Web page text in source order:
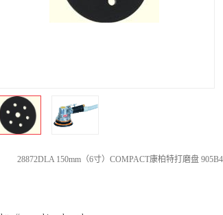
28872DLA 150mm（6寸）COMPACT康柏特打磨盘